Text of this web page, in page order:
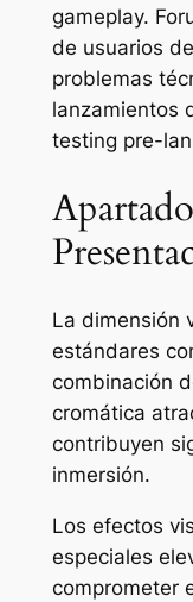
gameplay.
de usuarios
problemas
lanzamientos
testing pre-
La dimensión
estándares
combinación
cromática
contribuyen
inmersión.
Los efectos
especiales
comprometer